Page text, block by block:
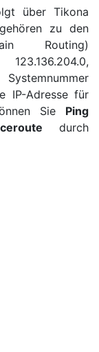
über Tikona
zu den
Routing)
IP-Adresse für
Sie Ping
durch